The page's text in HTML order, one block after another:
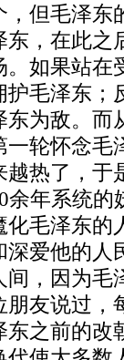
，但毛泽东
东，在此之
。如果站在
护毛泽东；
东为敌。而
一轮怀念毛
越热了，于
余年系统
化毛泽东的
爱他的人
间，因为毛
朋友说过，
东之前的